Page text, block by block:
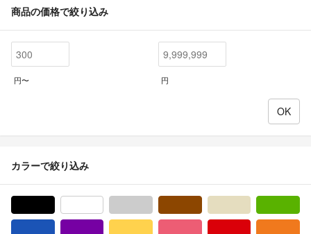
商品の価格で絞り込み
円〜 円
カラーで絞り込み